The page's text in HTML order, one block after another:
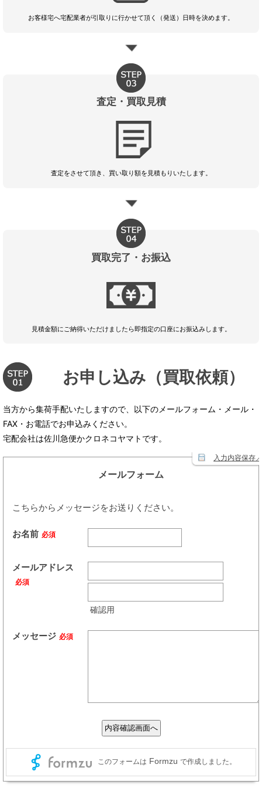
お客様宅へ宅配業者が引取りに行かせて頂く（発送）日時を決めます。
査定・買取見積
査定をさせて頂き、買い取り額を見積もりいたします。
買取完了・お振込
見積金額にご納得いただけましたら即指定の口座にお振込みします。
お申し込み（買取依頼）
当方から集荷手配いたしますので、以下のメールフォーム・メール・
FAX・お電話でお申込みください。
宅配会社は佐川急便かクロネコヤマトです。